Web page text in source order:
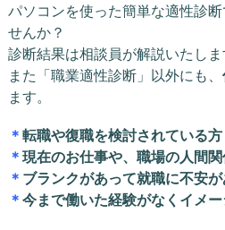
パソコンを使った簡単な適性診
せんか？
診断結果は相談員が解説いたしま
また「職業適性診断」以外にも、
ます。
＊ 転職や復職を検討されている方
＊ 現在のお仕事や、職場の人間
＊ ブランクがあって就職に不安
＊ 今まで働いた経験がなくイメ